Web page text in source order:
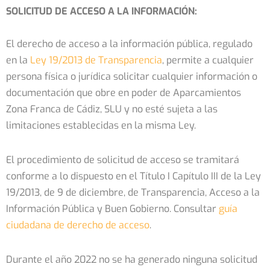
SOLICITUD DE ACCESO A LA INFORMACIÓN:
El derecho de acceso a la información pública, regulado
en la Ley 19/2013 de Transparencia, permite a cualquier
persona física o jurídica solicitar cualquier información o
documentación que obre en poder de Aparcamientos
Zona Franca de Cádiz, SLU y no esté sujeta a las
limitaciones establecidas en la misma Ley.
El procedimiento de solicitud de acceso se tramitará
conforme a lo dispuesto en el Título I Capítulo III de la Ley
19/2013, de 9 de diciembre, de Transparencia, Acceso a la
Información Pública y Buen Gobierno. Consultar guía
ciudadana de derecho de acceso.
Durante el año 2022 no se ha generado ninguna solicitud